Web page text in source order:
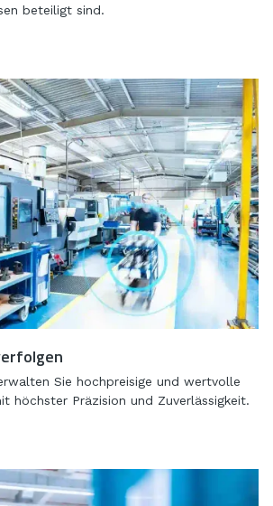
beteiligt sind.
Sie hochpreisige und wertvolle
höchster Präzision und Zuverlässigkeit.